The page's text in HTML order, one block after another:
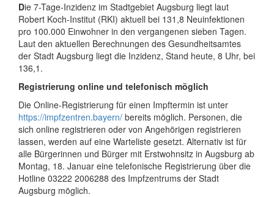
Die 7-Tage-Inzidenz im Stadtgebiet Augsburg liegt laut
Robert Koch-Institut (RKI) aktuell bei 131,8 Neuinfektionen
pro 100.000 Einwohner in den vergangenen sieben Tagen.
Laut den aktuellen Berechnungen des Gesundheitsamtes
der Stadt Augsburg liegt die Inzidenz, Stand heute, 8 Uhr, bei
136,1.
Registrierung online und telefonisch möglich
Die Online-Registrierung für einen Impftermin ist unter
https://impfzentren.bayern/ bereits möglich. Personen, die
sich online registrieren oder von Angehörigen registrieren
lassen, werden auf eine Warteliste gesetzt. Alternativ ist für
alle Bürgerinnen und Bürger mit Erstwohnsitz in Augsburg ab
Montag, 18. Januar eine telefonische Registrierung über die
Hotline 03222 2006288 des Impfzentrums der Stadt
Augsburg möglich.